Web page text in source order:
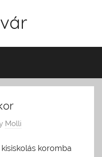
Molli
koromba